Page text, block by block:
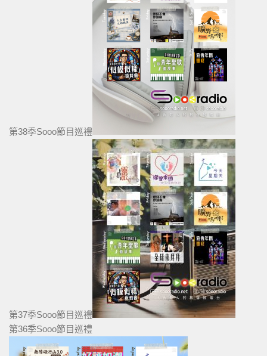
第38季Sooo節目巡禮
第37季Sooo節目巡禮
第36季Sooo節目巡禮